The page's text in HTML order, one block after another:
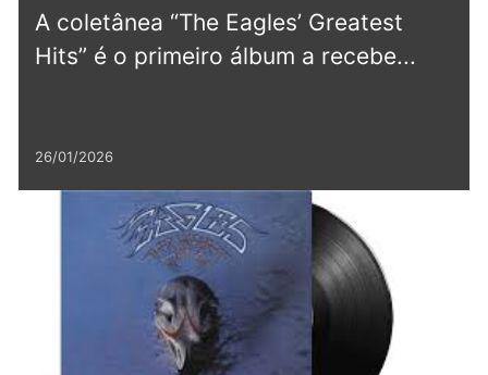
A coletânea “The Eagles’ Greatest
Hits” é o primeiro álbum a recebe...
26/01/2026